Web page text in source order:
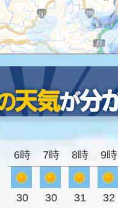
6時 7時 8時 9時
30 30 31 32